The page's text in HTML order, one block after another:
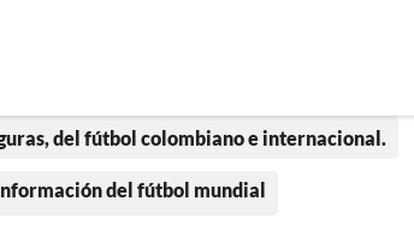
del fútbol colombiano e internacional.
del fútbol mundial